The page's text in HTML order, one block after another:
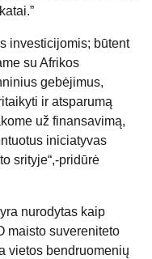
investicijomis; būtent
su Afrikos
gebėjimus,
ir atsparumą
už finansavimą,
iniciatyvas
srityje“,-pridūrė
nurodytas kaip
maisto suvereniteto
vietos bendruomenių